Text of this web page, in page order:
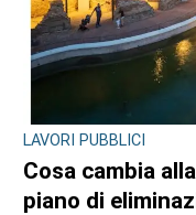
LAVORI PUBBLICI
Cosa cambia
piano di